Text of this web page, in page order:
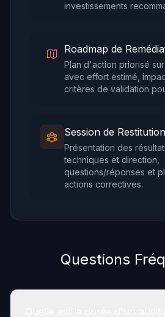
investissements
Roadmap de
Plan d'action priorisé
avec effort estimé,
critères de validation
Session de Restitution
Présentation des
techniques et direction,
questions/réponses et
actions correctives.
Questions